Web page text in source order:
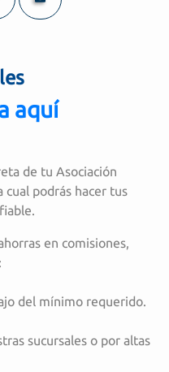
aquí
de tu Asociación
cual podrás hacer tus
en comisiones,
del mínimo requerido.
sucursales o por altas